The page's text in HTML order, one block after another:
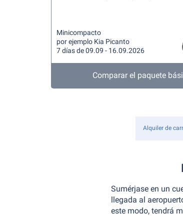
Minicompacto
por ejemplo Kia Picanto
7 días de 09.09 - 16.09.2026
Comparar el paquete
Alquiler de
Sumérjase en un
llegada al
este modo, tendrá